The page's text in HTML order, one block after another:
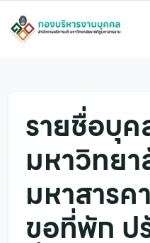
รายชื่อบุค
มหาวิทย
มหาสาร
ขอที่พัก ป